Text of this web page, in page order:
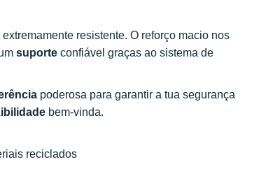
extremamente resistente. O reforço macio nos
suporte confiável graças ao sistema de
poderosa para garantir a tua segurança
bem-vinda.
reciclados